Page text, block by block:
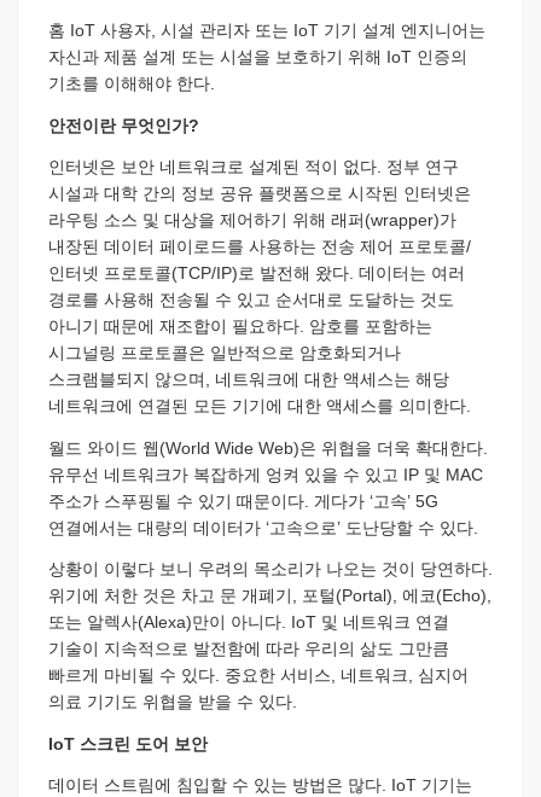
홈 IoT 사용자, 시설 관리자 또는 IoT 기기 설계 엔지니어는
자신과 제품 설계 또는 시설을 보호하기 위해 IoT 인증의
기초를 이해해야 한다.
안전이란 무엇인가?
인터넷은 보안 네트워크로 설계된 적이 없다. 정부 연구
시설과 대학 간의 정보 공유 플랫폼으로 시작된 인터넷은
라우팅 소스 및 대상을 제어하기 위해 래퍼(wrapper)가
내장된 데이터 페이로드를 사용하는 전송 제어 프로토콜/
인터넷 프로토콜(TCP/IP)로 발전해 왔다. 데이터는 여러
경로를 사용해 전송될 수 있고 순서대로 도달하는 것도
아니기 때문에 재조합이 필요하다. 암호를 포함하는
시그널링 프로토콜은 일반적으로 암호화되거나
스크램블되지 않으며, 네트워크에 대한 액세스는 해당
네트워크에 연결된 모든 기기에 대한 액세스를 의미한다.
월드 와이드 웹(World Wide Web)은 위협을 더욱 확대한다.
유무선 네트워크가 복잡하게 엉켜 있을 수 있고 IP 및 MAC
주소가 스푸핑될 수 있기 때문이다. 게다가 ‘고속’ 5G
연결에서는 대량의 데이터가 ‘고속으로’ 도난당할 수 있다.
상황이 이렇다 보니 우려의 목소리가 나오는 것이 당연하다.
위기에 처한 것은 차고 문 개폐기, 포털(Portal), 에코(Echo),
또는 알렉사(Alexa)만이 아니다. IoT 및 네트워크 연결
기술이 지속적으로 발전함에 따라 우리의 삶도 그만큼
빠르게 마비될 수 있다. 중요한 서비스, 네트워크, 심지어
의료 기기도 위협을 받을 수 있다.
IoT 스크린 도어 보안
데이터 스트림에 침입할 수 있는 방법은 많다. IoT 기기는